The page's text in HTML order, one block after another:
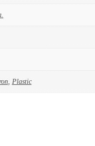
, Plastic